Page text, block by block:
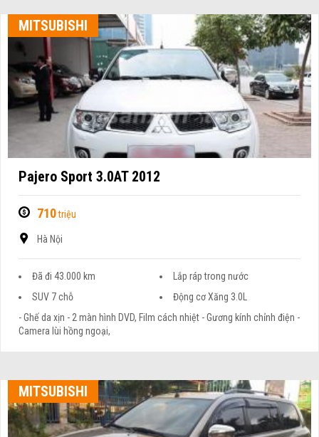
MITSUBISHI
Pajero Sport 3.0AT 2012
710triệu
Hà Nội
Đã đi 43.000 km
Lắp ráp trong nước
SUV 7 chỗ
Động cơ Xăng 3.0L
- Ghế da xịn - 2 màn hình DVD, Film cách nhiệt - Gương kính chỉnh điện -
Camera lùi hồng ngoại,
MITSUBISHI